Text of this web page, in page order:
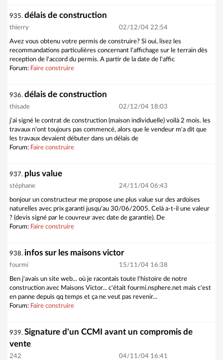
935. délais de construction
thierry 02/12/04 22:54
Avez vous obtenu votre permis de construire? Si oui, lisez les
recommandations particulières concernant l'affichage sur le terrain dès
reception de l'accord du permis. A partir de la date de l'affic
Forum: Faire construire
936. délais de construction
thisade 02/12/04 18:03
j'ai signé le contrat de construction (maison individuelle) voilà 2 mois. les
travaux n'ont toujours pas commencé, alors que le vendeur m'a dit que
les travaux devaient débuter dans un délais de
Forum: Faire construire
937. plus value
stéphane 24/11/04 06:43
bonjour un constructeur me propose une plus value sur des ardoises
naturelles avec prix garanti jusqu'au 30/06/2005. Celà a-t-il une valeur
? (devis signé par le couvreur avec date de garantie). De
Forum: Faire construire
938. infos sur les maisons victor
fourmi 15/11/04 16:38
Ben j'avais un site web... où je racontais toute l'histoire de notre
construction avec Maisons Victor... c'était fourmi.nsphere.net mais c'est
en panne depuis qq temps et ça ne veut pas revenir...
Forum: Faire construire
939. Signature d'un CCMI avant un compromis de
vente
242 04/11/04 16:41